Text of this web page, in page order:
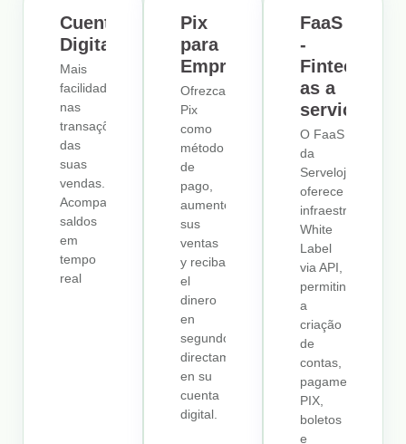
Cuenta
Digital
Mais
facilidade
nas
transações
das
suas
vendas.
Acompanhe
saldos
em
tempo
real
Pix
para
Empresas
Ofrezca
Pix
como
método
de
pago,
aumente
sus
ventas
y reciba
el
dinero
en
segundos,
directamente
en su
cuenta
digital.
FaaS
-
Fintech
as a
service
O FaaS
da
Serveloja
oferece
infraestrutura
White
Label
via API,
permitindo
a
criação
de
contas,
pagamentos,
PIX,
boletos
e